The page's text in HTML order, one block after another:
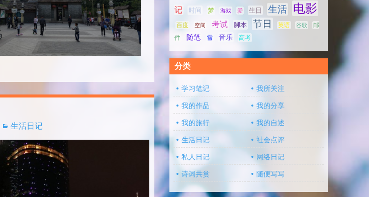
生活日记
记 时间 梦 游戏 爱 生日 生活 电影
百度 空间 考试 脚本 节日 英语 谷歌 邮
件 随笔 雪 音乐 高考
分类
学习笔记 我所关注
我的作品 我的分享
我的旅行 我的自述
生活日记 社会点评
私人日记 网络日记
诗词共赏 随便写写